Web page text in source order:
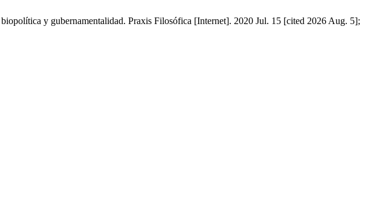
y gubernamentalidad. Praxis Filosófica [Internet]. 2020 Jul. 15 [cited 2026 Aug. 5];